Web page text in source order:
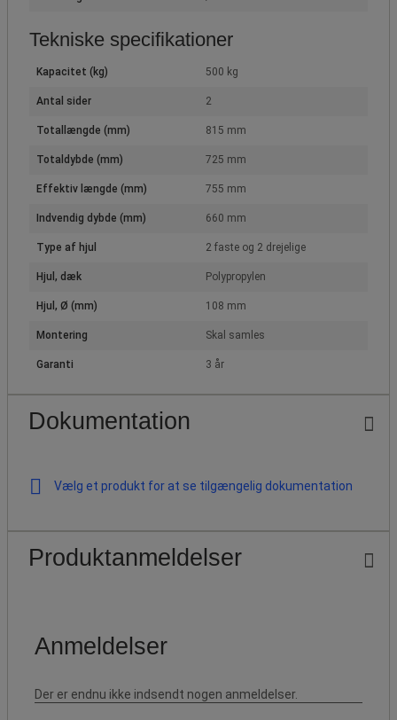
Tekniske specifikationer
Kapacitet (kg) 500 kg
Antal sider 2
Totallængde (mm) 815 mm
Totaldybde (mm) 725 mm
Effektiv længde (mm) 755 mm
Indvendig dybde (mm) 660 mm
Type af hjul 2 faste og 2 drejelige
Hjul, dæk Polypropylen
Hjul, Ø (mm) 108 mm
Montering Skal samles
Garanti 3 år
Dokumentation
Vælg et produkt for at se tilgængelig dokumentation
Produktanmeldelser